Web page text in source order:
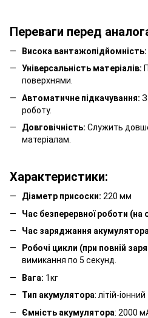
Переваги перед
Висока вантажопідйомність:
Універсальність матеріалів:
поверхнями.
Автоматичне підкачування:
роботу.
Довговічність: Служить
матеріалам.
Характеристики:
Діаметр присоски: 220 мм
Час безперервної роботи (на
Час заряджання
Робочі цикли (при повній
вимикання по 5 секунд.
Вага: 1кг
Тип акумулятора: літій-іонний
Ємність акумулятора: 2000